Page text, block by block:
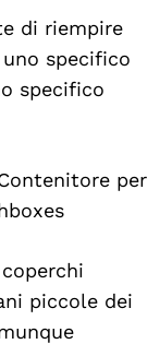
di riempire
specifico
specifico
per
piccole dei